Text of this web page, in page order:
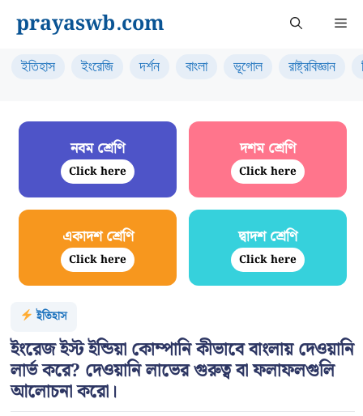
content
prayaswb.com
ইতিহাস ইংরেজি দর্শন বাংলা ভূগোল রাষ্ট্রবিজ্ঞান
নবম শ্রেণি
Click here
দশম শ্রেণি
Click here
একাদশ শ্রেণি
Click here
দ্বাদশ শ্রেণি
Click here
ইতিহাস
ইংরেজ ইস্ট ইন্ডিয়া কোম্পানি কীভাবে বাংলায় দেওয়ানি
লার্ভ করে? দেওয়ানি লাভের গুরুত্ব বা ফলাফলগুলি
আলোচনা করো।